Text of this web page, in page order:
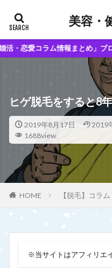
美容・
ム情報まとめ」ブログはこち
ヒゲ脱毛をすると8
2019年8月17日 2019
1688view
HOME 【脱毛】コラム
※当サイトはアフィリエ